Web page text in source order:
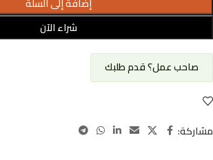
شراء الآن
صاحب عمل؟ قدم طلبك
مشاركة: